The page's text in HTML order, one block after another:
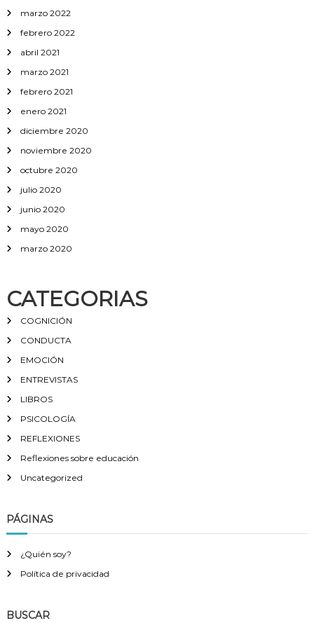
marzo 2022
febrero 2022
abril 2021
marzo 2021
febrero 2021
enero 2021
diciembre 2020
noviembre 2020
octubre 2020
julio 2020
junio 2020
mayo 2020
marzo 2020
CATEGORIAS
COGNICIÓN
CONDUCTA
EMOCIÓN
ENTREVISTAS
LIBROS
PSICOLOGÍA
REFLEXIONES
Reflexiones sobre educación
Uncategorized
PÁGINAS
¿Quién soy?
Política de privacidad
BUSCAR